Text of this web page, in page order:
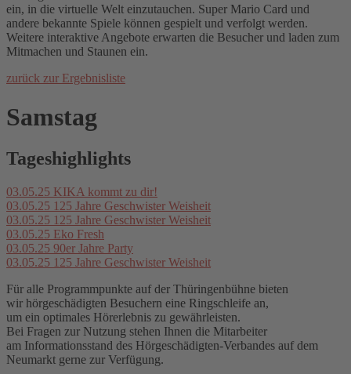
ein, in die virtuelle Welt einzutauchen. Super Mario Card und
andere bekannte Spiele können gespielt und verfolgt werden.
Weitere interaktive Angebote erwarten die Besucher und laden zum
Mitmachen und Staunen ein.
zurück zur Ergebnisliste
Samstag
Tageshighlights
03.05.25 KIKA kommt zu dir!
03.05.25 125 Jahre Geschwister Weisheit
03.05.25 125 Jahre Geschwister Weisheit
03.05.25 Eko Fresh
03.05.25 90er Jahre Party
03.05.25 125 Jahre Geschwister Weisheit
Für alle Programmpunkte auf der Thüringenbühne bieten
wir hörgeschädigten Besuchern eine Ringschleife an,
um ein optimales Hörerlebnis zu gewährleisten.
Bei Fragen zur Nutzung stehen Ihnen die Mitarbeiter
am Informationsstand des Hörgeschädigten-Verbandes auf dem
Neumarkt gerne zur Verfügung.